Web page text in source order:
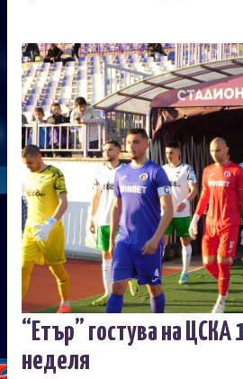
“Етър” гостува на ЦСКА
неделя